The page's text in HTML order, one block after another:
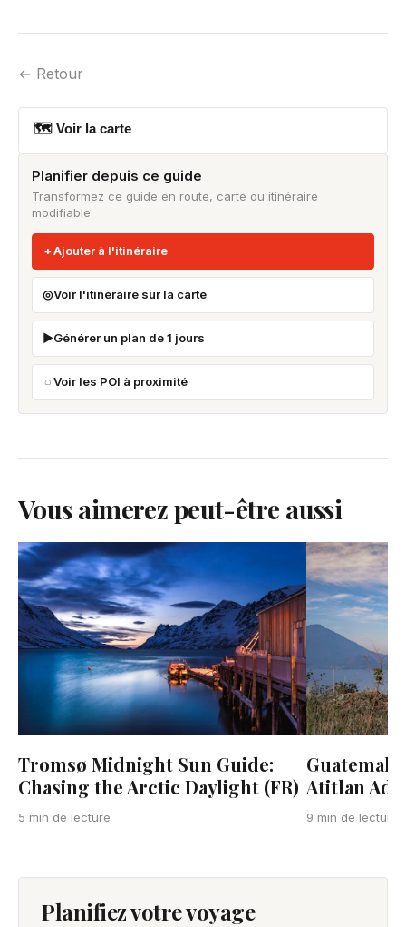
← Retour
🗺 Voir la carte
Planifier depuis ce guide
Transformez ce guide en route, carte ou itinéraire
modifiable.
Ajouter à l'itinéraire
Voir l'itinéraire sur la carte
Générer un plan de 1 jours
Voir les POI à proximité
Vous aimerez peut-être aussi
Tromsø Midnight Sun Guide:
Chasing the Arctic Daylight (FR)
5 min de lecture
Atitlan
9 min de lecture
Planifiez votre voyage